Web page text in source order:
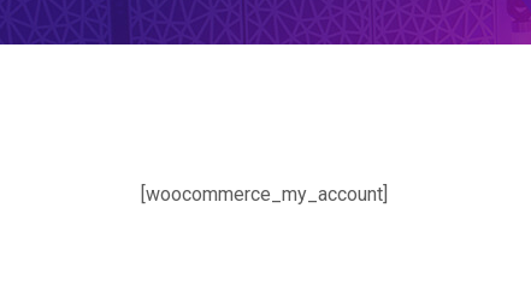
[woocommerce_my_account]